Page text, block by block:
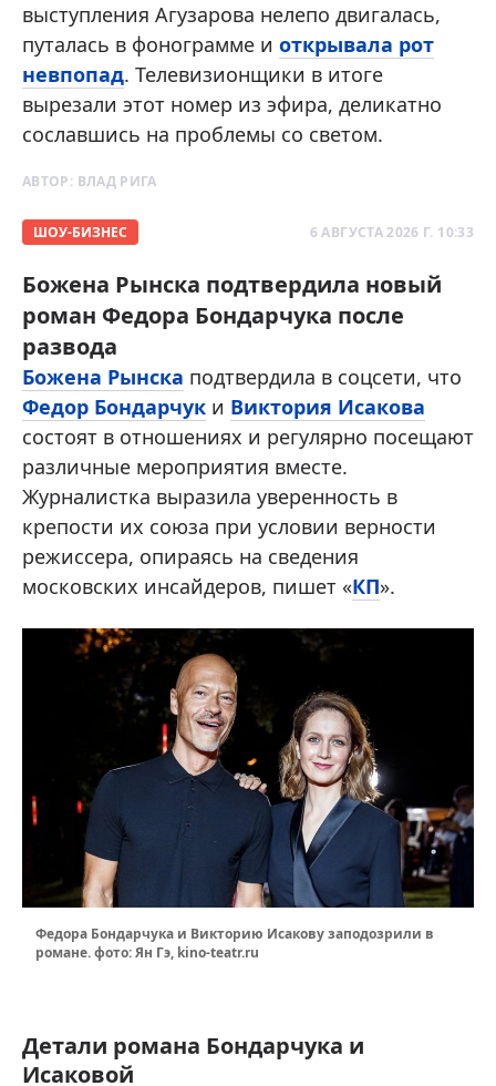
выступления Агузарова нелепо двигалась,
путалась в фонограмме и открывала рот
невпопад. Телевизионщики в итоге
вырезали этот номер из эфира, деликатно
сославшись на проблемы со светом.
АВТОР: ВЛАД РИГА
ШОУ-БИЗНЕС 6 АВГУСТА 2026 Г. 10:33
Божена Рынска подтвердила новый
роман Федора Бондарчука после
развода
Божена Рынска подтвердила в соцсети, что
Федор Бондарчук и Виктория Исакова
состоят в отношениях и регулярно посещают
различные мероприятия вместе.
Журналистка выразила уверенность в
крепости их союза при условии верности
режиссера, опираясь на сведения
московских инсайдеров, пишет «КП».
Федора Бондарчука и Викторию Исакову заподозрили в
романе. фото: Ян Гэ, kino-teatr.ru
Детали романа Бондарчука и
Исаковой